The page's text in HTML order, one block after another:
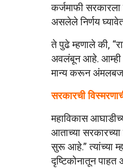
कर्जमाफी
असलेले निर्णय
ते पुढे म्हणाले की,
अवलंबून आहे. आम्ही
मान्य करून
सरकारची
महाविकास
आताच्या
सुरू आहे.” त्यांच्या
दृष्टिकोनातून पाहत